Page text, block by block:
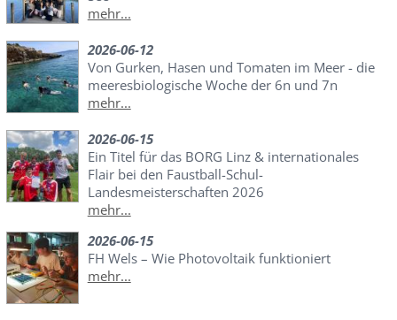
mehr...
2026-06-12
Von Gurken, Hasen und Tomaten im Meer - die
meeresbiologische Woche der 6n und 7n
mehr...
2026-06-15
Ein Titel für das BORG Linz & internationales
Flair bei den Faustball-Schul-
Landesmeisterschaften 2026
mehr...
2026-06-15
FH Wels – Wie Photovoltaik funktioniert
mehr...